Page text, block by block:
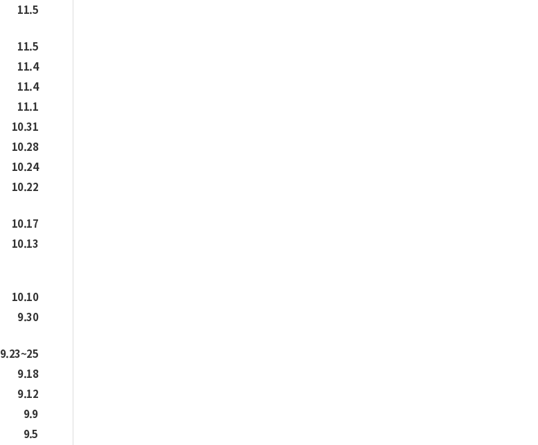
11.5
11.5
11.4
11.4
11.1
10.31
10.28
10.24
10.22
10.17
10.13
10.10
9.30
9.23~25
9.18
9.12
9.9
9.5